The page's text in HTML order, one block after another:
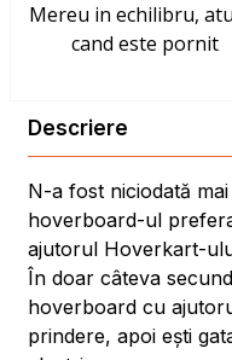
Mereu in echilibru,
cand este pornit
Descriere
N-a fost niciodată
hoverboard-ul
ajutorul Hoverkart-
În doar câteva
hoverboard cu
prindere, apoi ești